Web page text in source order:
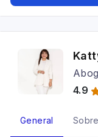
4.9
General